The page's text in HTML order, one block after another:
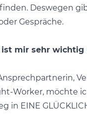
Deswegen
Gespräche.
ist mir sehr
Worker, möchte
in EINE